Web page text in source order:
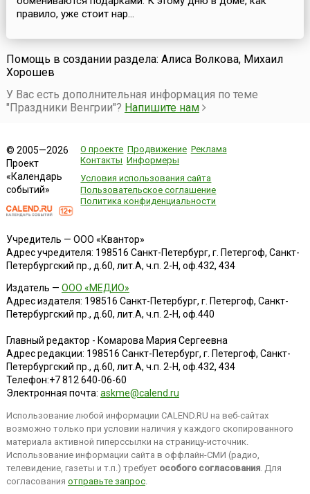
правило, уже стоит нар...
Помощь в создании раздела: Алиса Волкова, Михаил
Хорошев
У Вас есть дополнительная информация по теме
"Праздники Венгрии"? Напишите нам
© 2005—2026
Проект
«Календарь
событий»
О проекте Продвижение Реклама
Контакты Информеры
Условия использования сайта
Пользовательское соглашение
Политика конфиденциальности
Учредитель — ООО «Квантор»
Адрес учредителя: 198516 Санкт-Петербург, г. Петергоф, Санкт-
Петербургский пр., д.60, лит.А, ч.п. 2-Н, оф.432, 434
Издатель — ООО «МЕДИО»
Адрес издателя: 198516 Санкт-Петербург, г. Петергоф, Санкт-
Петербургский пр., д.60, лит.А, ч.п. 2-Н, оф.440
Главный редактор - Комарова Мария Сергеевна
Адрес редакции: 198516 Санкт-Петербург, г. Петергоф, Санкт-
Петербургский пр., д.60, лит.А, ч.п. 2-Н, оф.432, 434
Телефон:+7 812 640-06-60
Электронная почта: askme@calend.ru
Использование любой информации CALEND.RU на веб-сайтах
возможно только при условии наличия у каждого скопированного
материала активной гиперссылки на страницу-источник.
Использование информации сайта в оффлайн-СМИ (радио,
телевидение, газеты и т.п.) требует особого согласования. Для
согласования отправьте запрос.